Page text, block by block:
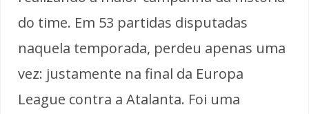
do time. Em 53 partidas disputadas
naquela temporada, perdeu apenas uma
vez: justamente na final da Europa
League contra a Atalanta. Foi uma